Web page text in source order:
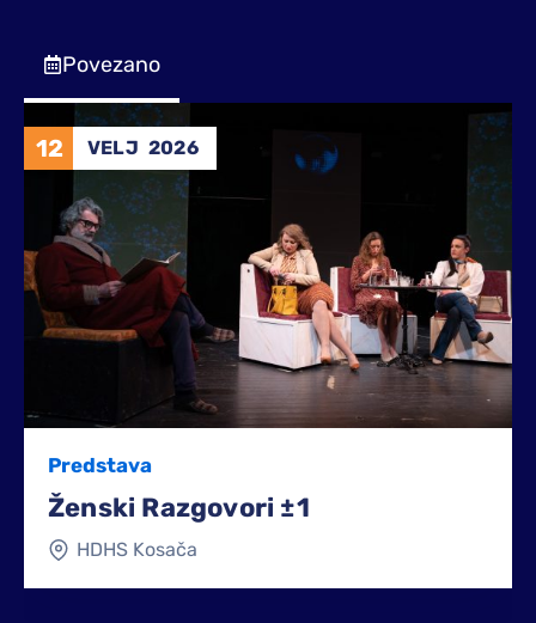
Povezano
12 VELJ 2026
Predstava
Ženski Razgovori ±1
HDHS Kosača